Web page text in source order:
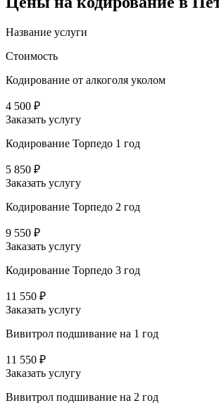
Название услуги
Стоимость
Кодирование от алкоголя уколом
4 500 ₽
Заказать услугу
Кодирование Торпедо 1 год
5 850 ₽
Заказать услугу
Кодирование Торпедо 2 год
9 550 ₽
Заказать услугу
Кодирование Торпедо 3 год
11 550 ₽
Заказать услугу
Вивитрол подшивание на 1 год
11 550 ₽
Заказать услугу
Вивитрол подшивание на 2 год